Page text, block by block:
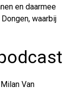
en daarmee
waarbij
Van